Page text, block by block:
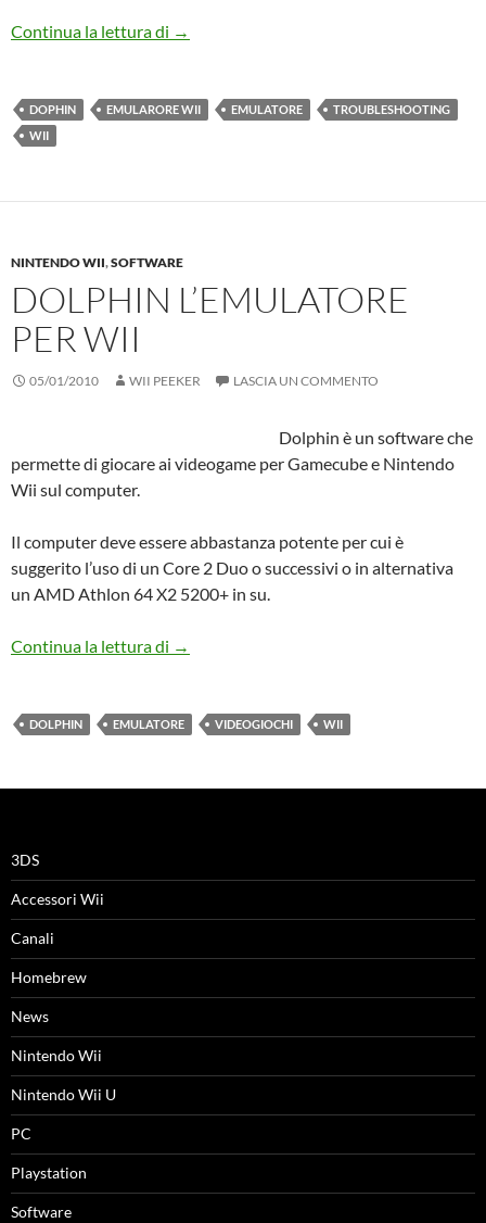
Continua la lettura di Problemi con Dolphin?
→
DOPHIN EMULARORE WII EMULATORE
TROUBLESHOOTING
WII
NINTENDO WII,SOFTWARE
DOLPHIN L’EMULATORE
PER WII
05/01/2010 WII PEEKER LASCIA UN COMMENTO
Dolphin è un software che
permette di giocare ai videogame per Gamecube e Nintendo
Wii sul computer.
Il computer deve essere abbastanza potente per cui è
suggerito l’uso di un Core 2 Duo o successivi o in alternativa
un AMD Athlon 64 X2 5200+ in su.
Continua la lettura di Dolphin l’emulatore per Wii
→
DOLPHIN EMULATORE VIDEOGIOCHI WII
3DS
Accessori Wii
Canali
Homebrew
News
Nintendo Wii
Nintendo Wii U
PC
Playstation
Software